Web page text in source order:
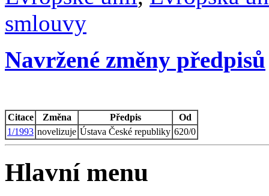
smlouvy
Navržené změny předpisů
Citace Změna Předpis
Od
1/1993 novelizuje Ústava České republiky 620/0
Hlavní menu